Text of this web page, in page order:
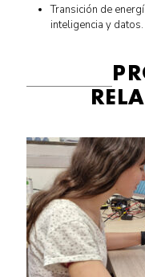
Transición de
inteligencia y datos.